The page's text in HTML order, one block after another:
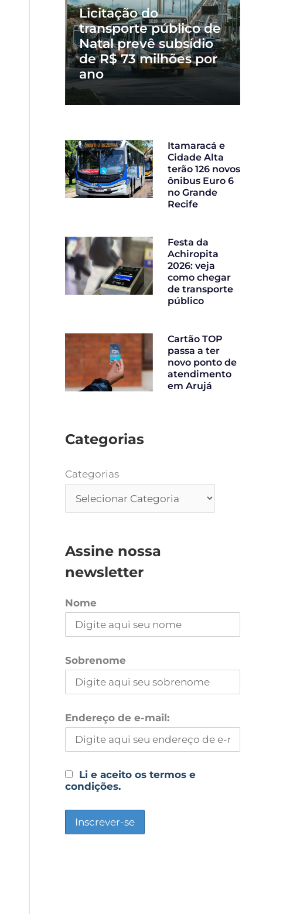
Licitação do
transporte público de
Natal prevê subsídio
de R$ 73 milhões por
ano
Itamaracá e
Cidade Alta
terão 126 novos
ônibus Euro 6
no Grande
Recife
Festa da
Achiropita
2026: veja
como chegar
de transporte
público
Cartão TOP
passa a ter
novo ponto de
atendimento
em Arujá
Categorias
Categorias
Assine nossa
newsletter
Nome
Sobrenome
Endereço de e-mail:
Li e aceito os termos e
condições.